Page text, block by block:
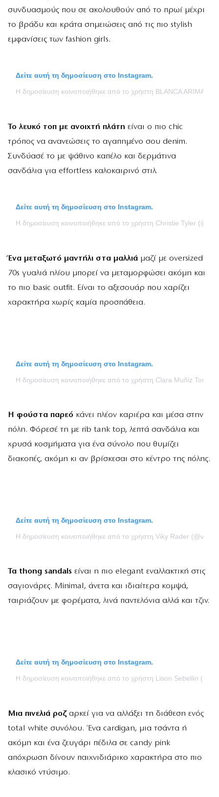
συνδυασμούς που σε ακολουθούν από το πρωί μέχρι
το βράδυ και κράτα σημειώσεις από τις πιο stylish
εμφανίσεις των fashion girls.
Δείτε αυτή τη δημοσίευση στο Instagram.
Η δημοσίευση κοινοποιήθηκε από το χρήστη BLANCA
Το λευκό τοπ με ανοιχτή πλάτη είναι ο πιο chic
τρόπος να ανανεώσεις το αγαπημένο σου denim.
Συνδύασέ το με ψάθινο καπέλο και δερμάτινα
σανδάλια για effortless καλοκαιρινό στιλ.
Δείτε αυτή τη δημοσίευση στο Instagram.
Η δημοσίευση κοινοποιήθηκε από το χρήστη Christie Tyler
Ένα μεταξωτό μαντήλι στα μαλλιά μαζί με oversized
70s γυαλιά ηλίου μπορεί να μεταμορφώσει ακόμη και
το πιο basic outfit. Είναι το αξεσουάρ που χαρίζει
χαρακτήρα χωρίς καμία προσπάθεια.
Δείτε αυτή τη δημοσίευση στο Instagram.
Η δημοσίευση κοινοποιήθηκε από το χρήστη Clara Muñiz
Η φούστα παρεό κάνει πλέον καριέρα και μέσα στην
πόλη. Φόρεσέ τη με rib tank top, λεπτά σανδάλια και
χρυσά κοσμήματα για ένα σύνολο που θυμίζει
διακοπές, ακόμη κι αν βρίσκεσαι στο κέντρο της πόλης.
Δείτε αυτή τη δημοσίευση στο Instagram.
Η δημοσίευση κοινοποιήθηκε από το χρήστη Viky Rader
Τα thong sandals είναι η πιο elegant εναλλακτική στις
σαγιονάρες. Minimal, άνετα και ιδιαίτερα κομψά,
ταιριάζουν με φορέματα, λινά παντελόνια αλλά και τζιν.
Δείτε αυτή τη δημοσίευση στο Instagram.
Η δημοσίευση κοινοποιήθηκε από το χρήστη Lison Sebellin
Μια πινελιά ροζαρκεί για να αλλάξει τη διάθεση ενός
total white συνόλου. Ένα cardigan, μια τσάντα ή
ακόμη και ένα ζευγάρι πέδιλα σε candy pink
απόχρωση δίνουν παιχνιδιάρικο χαρακτήρα στο πιο
κλασικό ντύσιμο.